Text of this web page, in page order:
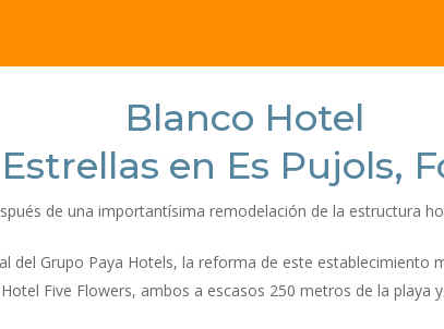
Blanco Hotel
en Es Pujols,
de una importantísima remodelación de la estructura
del Grupo Paya Hotels, la reforma de este establecimiento
Five Flowers, ambos a escasos 250 metros de la